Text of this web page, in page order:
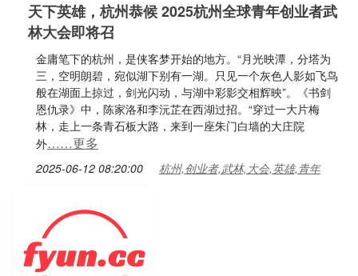
天下英雄，杭州恭候 2025杭州全球青年创业者武
林大会即将召
金庸笔下的杭州，是侠客梦开始的地方。“月光映潭，分塔为
三，空明朗碧，宛似湖下别有一湖。只见一个灰色人影如飞鸟
般在湖面上掠过，剑光闪动，与湖中彩影交相辉映”。《书剑
恩仇录》中，陈家洛和李沅芷在西湖过招。“穿过一大片梅
林，走上一条青石板大路，来到一座朱门白墙的大庄院
外……更多
2025-06-12 08:20:00 杭州,创业者,武林,大会,英雄,青年